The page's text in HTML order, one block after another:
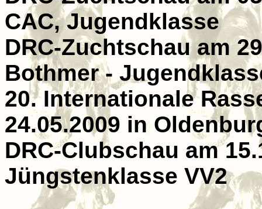
CAC, Jugendklasse
DRC-Zuchtschau am
Bothmer -
20. Internationale
24.05.2009 in
DRC-Clubschau am
Jüngstenklasse VV2